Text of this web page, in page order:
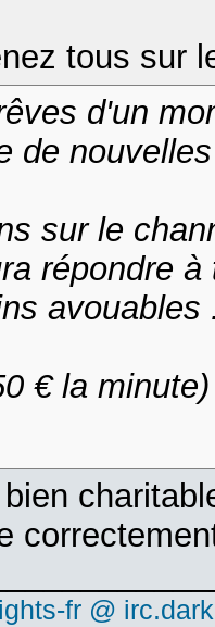
tous sur
d'un
de
sur le
répondre
avouables
€ la minute)
fr @